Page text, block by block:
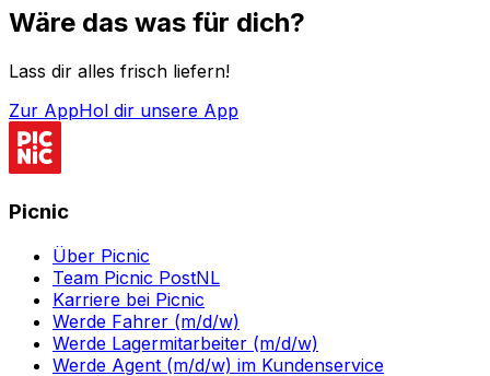
Wäre das was für dich?
Lass dir alles frisch liefern!
Zur AppHol dir unsere App
Picnic
Über Picnic
Team Picnic PostNL
Karriere bei Picnic
Werde Fahrer (m/d/w)
Werde Lagermitarbeiter (m/d/w)
Werde Agent (m/d/w) im Kundenservice